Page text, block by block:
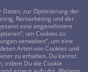
0800-8478266
Daten, zur Optimierung der
Remarketing und der
eine angenehmere
um Cookies zu
verwalten“, um eine
Arten von Cookies und
zu erhalten. Du kannst
indem Du die Cookie